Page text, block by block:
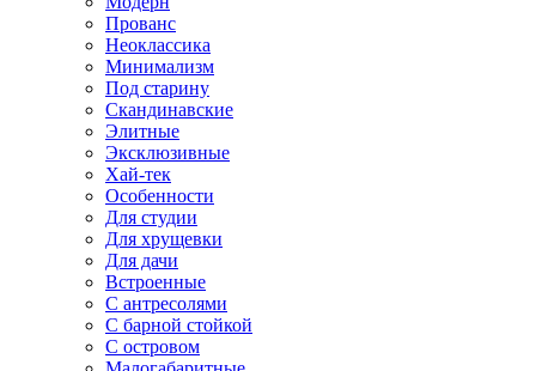
Прованс
Неоклассика
Минимализм
Под старину
Скандинавские
Элитные
Эксклюзивные
Хай-тек
Особенности
Для студии
Для хрущевки
Для дачи
Встроенные
С антресолями
С барной стойкой
С островом